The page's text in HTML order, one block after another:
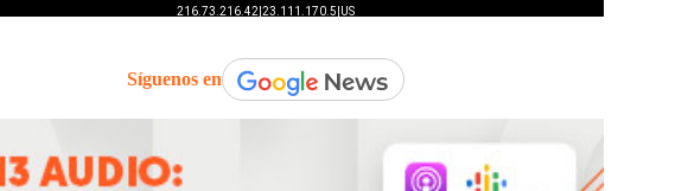
Síguenos en